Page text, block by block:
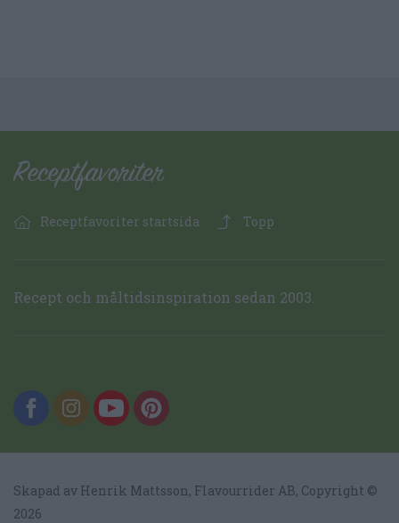
Receptfavoriter startsida Topp
Recept och måltidsinspiration sedan 2003.
Skapad av Henrik Mattsson, Flavourrider AB, Copyright ©
2026